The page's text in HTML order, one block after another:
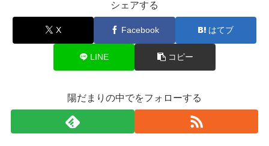
シェアする
X Facebook はてブ
LINE コピー
陽だまりの中でをフォローする